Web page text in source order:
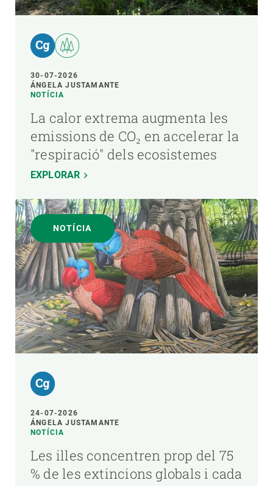
30-07-2026
ÁNGELA JUSTAMANTE
NOTÍCIA
La calor extrema augmenta les
emissions de CO₂ en accelerar la
"respiració" dels ecosistemes
EXPLORAR
NOTÍCIA
24-07-2026
ÁNGELA JUSTAMANTE
NOTÍCIA
Les illes concentren prop del 75
% de les extincions globals i cada